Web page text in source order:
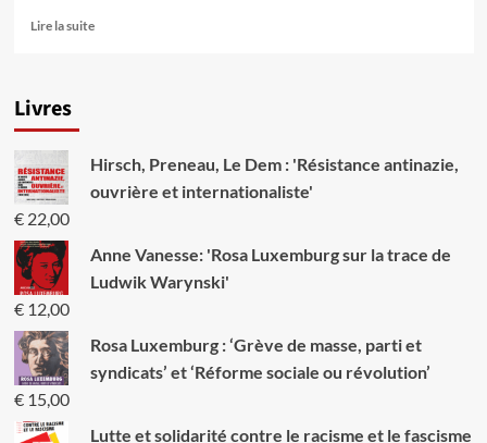
Lire la suiteEn
Livres
Hirsch, Preneau, Le Dem : 'Résistance antinazie,
ouvrière et internationaliste'
€22,00
Anne Vanesse: 'Rosa Luxemburg sur la trace de
Ludwik Warynski'
€12,00
Rosa Luxemburg : ‘Grève de masse, parti et
syndicats’ et ‘Réforme sociale ou révolution’
€15,00
Lutte et solidarité contre le racisme et le fascisme